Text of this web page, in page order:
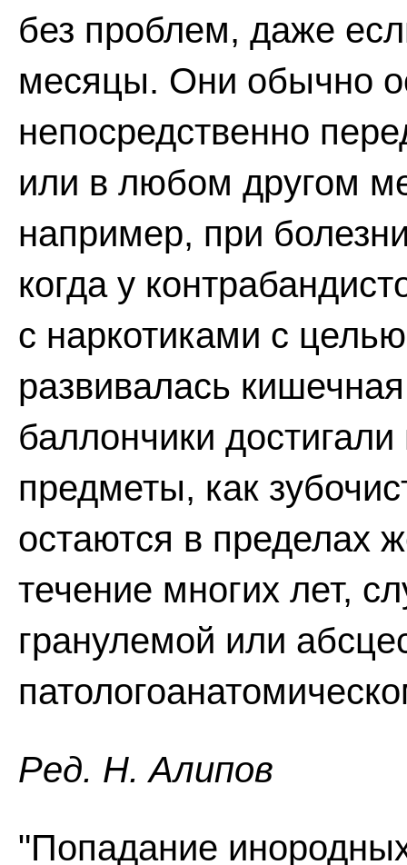
без проблем, даже
месяцы. Они обычно
непосредственно
или в любом другом
например, при
когда у
с наркотиками с
развивалась
баллончики
предметы, как
остаются в пределах
течение многих лет,
гранулемой или
Ред. Н. Алипов
"Попадание